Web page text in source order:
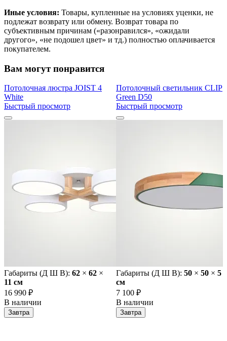
Иные условия: Товары, купленные на условиях уценки, не
подлежат возврату или обмену. Возврат товара по
субъективным причинам («разонравился», «ожидали
другого», «не подошел цвет» и тд.) полностью оплачивается
покупателем.
Вам могут понравится
Потолочная люстра JOIST 4
White
Быстрый просмотр
Габариты (Д Ш В): 62 × 62 ×
11 cм
16 990 ₽
В наличии
Завтра
Потолочный светильник CLIP
Green D50
Быстрый просмотр
Габариты (Д Ш В): 50 × 50 × 5
cм
7 100 ₽
В наличии
Завтра